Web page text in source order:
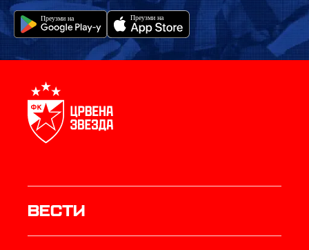
Вести